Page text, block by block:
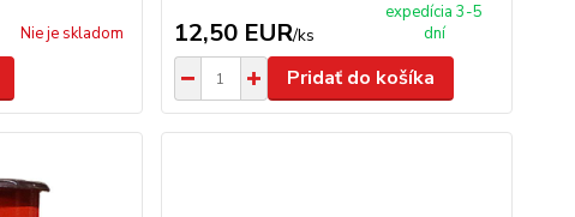
Nie je skladom 12,50 EUR/ks
expedícia 3-5
dní
Pridať do košíka